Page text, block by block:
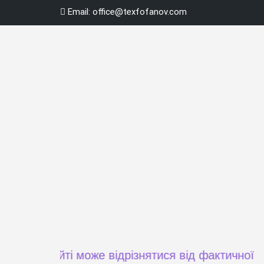
Email: office@texfofanov.com
може відрізнятися від фактичної ціни при